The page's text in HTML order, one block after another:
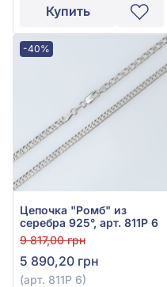
Купить
-40%
Цепочка "Ромб" из
серебра 925°, арт. 811Р 6
9 817,00 грн
5 890,20 грн
(арт. 811Р 6)